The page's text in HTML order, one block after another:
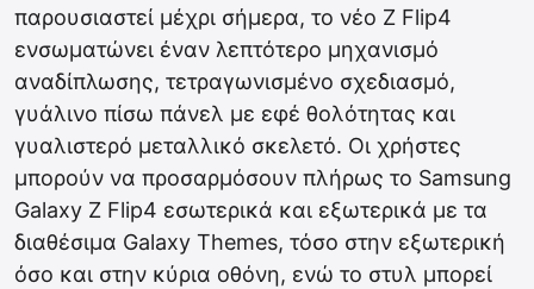
παρουσιαστεί μέχρι σήμερα, το νέο Z Flip4
ενσωματώνει έναν λεπτότερο μηχανισμό
αναδίπλωσης, τετραγωνισμένο σχεδιασμό,
γυάλινο πίσω πάνελ με εφέ θολότητας και
γυαλιστερό μεταλλικό σκελετό. Οι χρήστες
μπορούν να προσαρμόσουν πλήρως το Samsung
Galaxy Z Flip4 εσωτερικά και εξωτερικά με τα
διαθέσιμα Galaxy Themes, τόσο στην εξωτερική
όσο και στην κύρια οθόνη, ενώ το στυλ μπορεί